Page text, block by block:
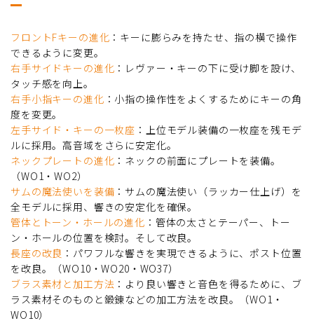
フロントFキーの進化 ：キーに膨らみを持たせ、指の横で操作
できるように変更。
右手サイドキーの進化 ：レヴァー・キーの下に受け脚を設け、
タッチ感を向上。
右手小指キーの進化 ：小指の操作性をよくするためにキーの角
度を変更。
左手サイド・キーの一枚座 ：上位モデル装備の一枚座を残モデ
ルに採用。高音域をさらに安定化。
ネックプレートの進化 ：ネックの前面にプレートを装備。
（WO1・WO2）
サムの魔法使いを装備 ：サムの魔法使い（ラッカー仕上げ）を
全モデルに採用、響きの安定化を確保。
管体とトーン・ホールの進化 ：管体の太さとテーパー、トー
ン・ホールの位置を検討。そして改良。
長座の改良 ：パワフルな響きを実現できるように、ポスト位置
を改良。（WO10・WO20・WO37）
ブラス素材と加工方法 ：より良い響きと音色を得るために、ブ
ラス素材そのものと鍛錬などの加工方法を改良。（WO1・
WO10）